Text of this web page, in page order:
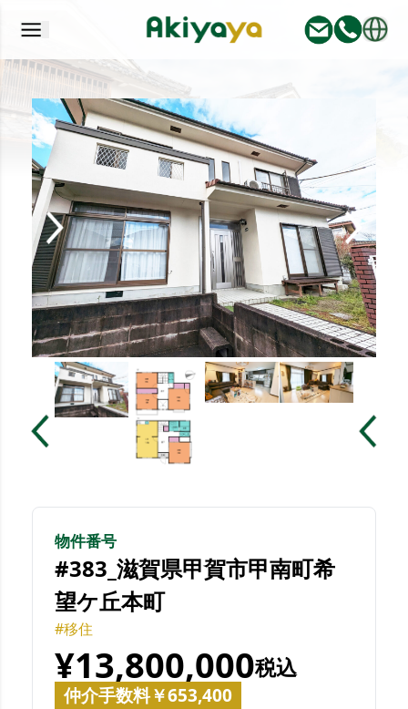
物件番号
#383_滋賀県甲賀市甲南町希
望ケ丘本町
#移住
¥13,800,000税込
仲介手数料￥653,400